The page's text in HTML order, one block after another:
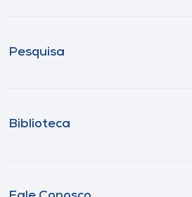
Pesquisa
Biblioteca